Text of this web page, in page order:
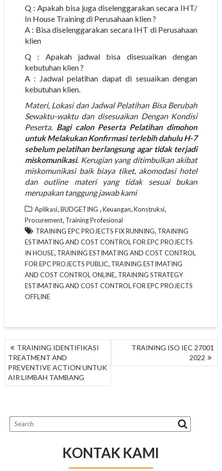
Q : Apakah bisa juga diselenggarakan secara IHT/
In House Training di Perusahaan klien ?
A : Bisa diselenggarakan secara IHT di Perusahaan
klien
Q : Apakah jadwal bisa disesuaikan dengan
kebutuhan klien ?
A : Jadwal pelatihan dapat di sesuaikan dengan
kebutuhan klien.
Materi, Lokasi dan Jadwal Pelatihan Bisa Berubah
Sewaktu-waktu dan disesuaikan Dengan Kondisi
Peserta.Bagi calon Peserta Pelatihan dimohon
untuk Melakukan Konfirmasi terlebih dahulu H-7
sebelum pelatihan berlangsung agar tidak terjadi
miskomunikasi.Kerugian yang ditimbulkan akibat
miskomunikasi baik biaya tiket, akomodasi hotel
dan outline materi yang tidak sesuai bukan
merupakan tanggung jawab kami
Aplikasi,BUDGETING ,Keuangan,Konstruksi,
Procurement, Training Profesional
TRAINING EPC PROJECTS FIX RUNNING, TRAINING
ESTIMATING AND COST CONTROL FOR EPC PROJECTS
IN HOUSE, TRAINING ESTIMATING AND COST CONTROL
FOR EPC PROJECTS PUBLIC, TRAINING ESTIMATING
AND COST CONTROL ONLINE, TRAINING STRATEGY
ESTIMATING AND COST CONTROL FOR EPC PROJECTS
OFFLINE
NAVIGASI
POS
TRAINING IDENTIFIKASI
TREATMENT AND
PREVENTIVE ACTION UNTUK
AIR LIMBAH TAMBANG
TRAINING ISO IEC 27001
2022
KONTAK KAMI